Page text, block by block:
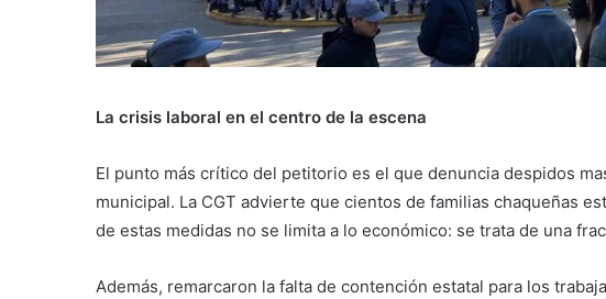
La crisis laboral en el centro de la escena
El punto más crítico del petitorio es el que denuncia despidos
municipal. La CGT advierte que cientos de familias chaqueñas
de estas medidas no se limita a lo económico: se trata de una
Además, remarcaron la falta de contención estatal para los